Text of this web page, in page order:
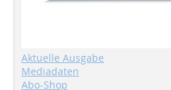
Aktuelle Ausgabe
Mediadaten
Abo-Shop